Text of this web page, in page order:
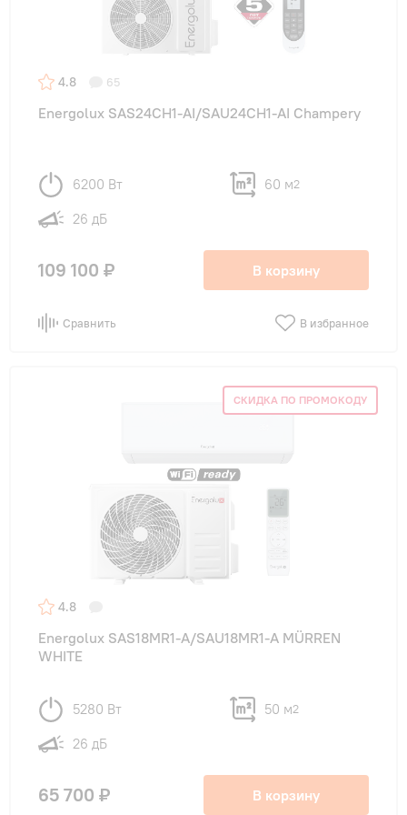
4.8 65
Energolux SAS24CH1-AI/SAU24CH1-AI Champery
6200 Вт 60 м2
26 дБ
109 100 ₽ В корзину
Сравнить В избранное
СКИДКА ПО ПРОМОКОДУ
4.8
Energolux SAS18MR1-A/SAU18MR1-A MÜRREN
WHITE
5280 Вт 50 м2
26 дБ
65 700 ₽ В корзину